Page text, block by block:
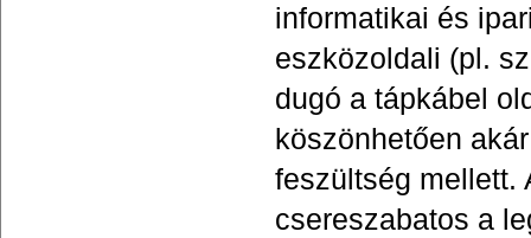
informatikai és
eszközoldali (pl.
dugó a tápkábel
köszönhetően
feszültség mellett.
csereszabatos a